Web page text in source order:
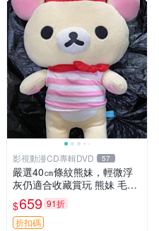
影視動漫CD專輯DVD 57
嚴選40㎝條紋熊妹，輕微浮
灰仍適合收藏賞玩 熊妹 毛絨
玩具 浮雕熊
$659 91折
折扣碼